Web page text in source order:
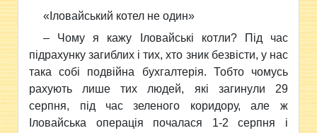
«Іловайський котел не один»
– Чому я кажу Іловайські котли? Під час
підрахунку загиблих і тих, хто зник безвісти, у нас
така собі подвійна бухгалтерія. Тобто чомусь
рахують лише тих людей, які загинули 29
серпня, під час зеленого коридору, але ж
Іловайська операція почалася 1-2 серпня і